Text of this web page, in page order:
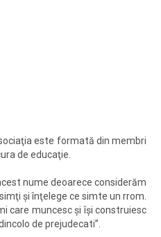
este formată din membri
de educaţie.
nume deoarece considerăm
şi înţelege ce simte un rrom.
care muncesc şi îşi construiesc
de prejudecati”.